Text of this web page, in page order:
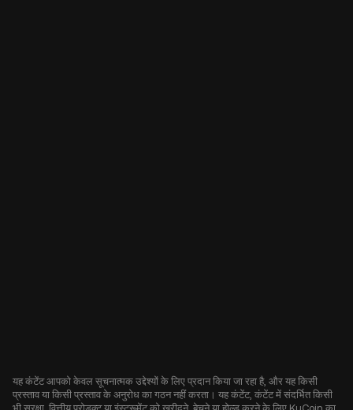
यह कंटेंट आपको केवल सूचनात्मक उद्देश्यों के लिए प्रदान किया जा रहा है, और यह किसी
प्रस्ताव या किसी प्रस्ताव के अनुरोध का गठन नहीं करता। यह कंटेंट, कंटेंट में संदर्भित किसी